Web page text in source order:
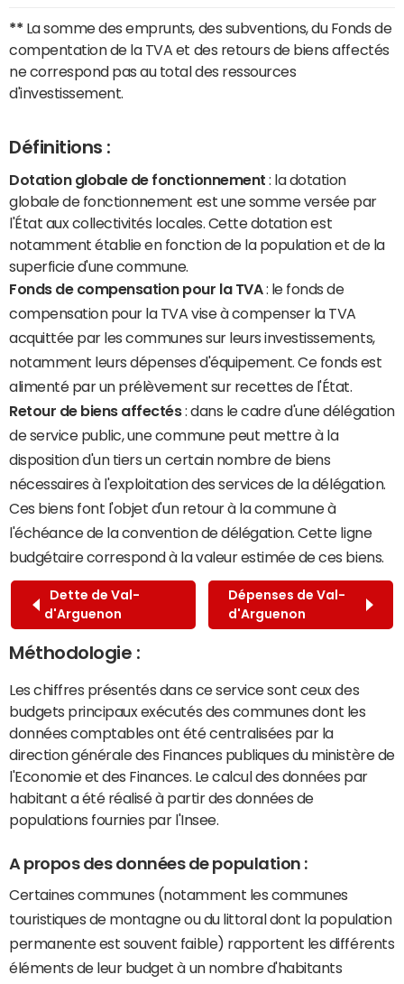
** La somme des emprunts, des subventions, du Fonds de
compentation de la TVA et des retours de biens affectés
ne correspond pas au total des ressources
d'investissement.
Définitions :
Dotation globale de fonctionnement : la dotation
globale de fonctionnement est une somme versée par
l'État aux collectivités locales. Cette dotation est
notamment établie en fonction de la population et de la
superficie d'une commune.
Fonds de compensation pour la TVA: le fonds de
compensation pour la TVA vise à compenser la TVA
acquittée par les communes sur leurs investissements,
notamment leurs dépenses d'équipement. Ce fonds est
alimenté par un prélèvement sur recettes de l'État.
Retour de biens affectés: dans le cadre d'une délégation
de service public, une commune peut mettre à la
disposition d'un tiers un certain nombre de biens
nécessaires à l'exploitation des services de la délégation.
Ces biens font l'objet d'un retour à la commune à
l'échéance de la convention de délégation. Cette ligne
budgétaire correspond à la valeur estimée de ces biens.
Dette de Val-
d'Arguenon
Dépenses de Val-
d'Arguenon
Méthodologie :
Les chiffres présentés dans ce service sont ceux des
budgets principaux exécutés des communes dont les
données comptables ont été centralisées par la
direction générale des Finances publiques du ministère de
l'Economie et des Finances. Le calcul des données par
habitant a été réalisé à partir des données de
populations fournies par l'Insee.
A propos des données de population :
Certaines communes (notamment les communes
touristiques de montagne ou du littoral dont la population
permanente est souvent faible) rapportent les différents
éléments de leur budget à un nombre d'habitants